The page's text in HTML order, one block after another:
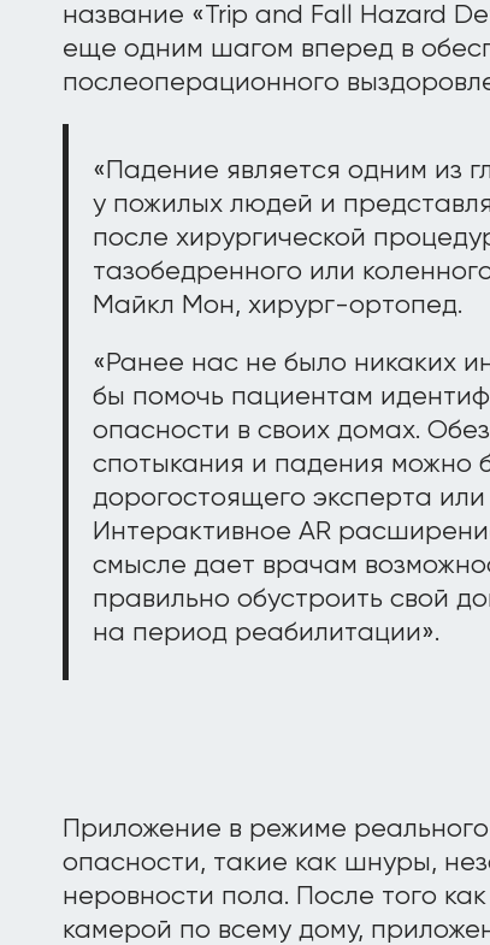
название «Trip and Fall Hazard
еще одним шагом вперед в
послеоперационного
«Падение является одним из
у пожилых людей и
после хирургической
тазобедренного или
Майкл Мон, хирург-ортопед.
«Ранее нас не было никаких
бы помочь пациентам
опасности в своих домах.
спотыкания и падения можно
дорогостоящего эксперта
Интерактивное AR
смысле дает врачам
правильно обустроить свой
на период реабилитации».
Приложение в режиме
опасности, такие как шнуры,
неровности пола. После того
камерой по всему дому,